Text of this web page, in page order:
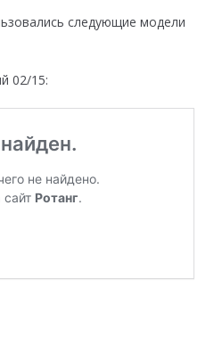
следующие модели
02/15: